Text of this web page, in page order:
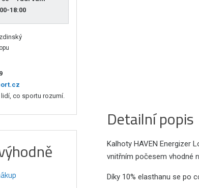
Detailní popis
Kalhoty HAVEN Energizer
vnitřním počesem vhodné
Díky 10% elasthanu se po
18:00
co sportu rozumí.